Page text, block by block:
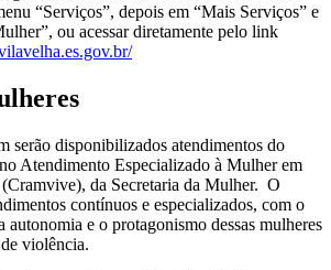
“Serviços”, depois em “Mais Serviços” e
ou acessar diretamente pelo link
serão disponibilizados atendimentos do
Atendimento Especializado à Mulher em
da Secretaria da Mulher. O
contínuos e especializados, com o
autonomia e o protagonismo dessas mulheres
violência.